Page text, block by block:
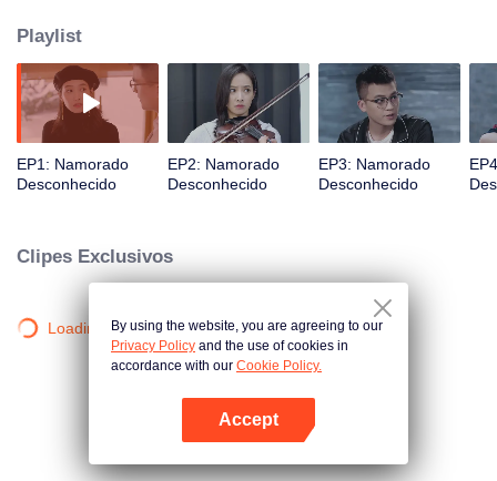
Abra o programa
Playlist
EP1: Namorado
Desconhecido
EP2: Namorado
Desconhecido
EP3: Namorado
Desconhecido
Clipes Exclusivos
Loading…By using the website, you are agreeing to our
Privacy Policy and the use of cookies in
accordance with our Cookie Policy.
Accept